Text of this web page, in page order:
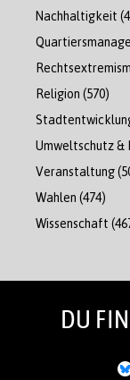
Nachhaltigkeit
Religion (570)
Umweltschutz &
Veranstaltung
Wahlen (474)
Wissenschaft
DU